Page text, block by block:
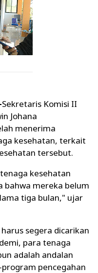
Sekretaris Komisi II
Johana
menerima
kesehatan, terkait
tersebut.
kesehatan
bahwa mereka belum
tiga bulan," ujar
segera dicarikan
para tenaga
adalah andalan
pencegahan